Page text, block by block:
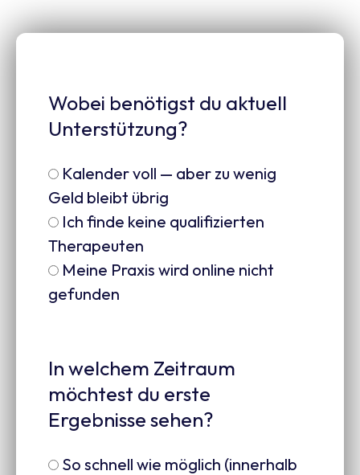
Wobei benötigst du aktuell
Unterstützung?
Kalender voll — aber zu wenig
Geld bleibt übrig
Ich finde keine qualifizierten
Therapeuten
Meine Praxis wird online nicht
gefunden
In welchem Zeitraum
möchtest du erste
Ergebnisse sehen?
So schnell wie möglich (innerhalb